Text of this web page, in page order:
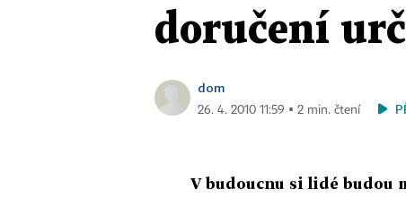
doručení
dom
26. 4. 2010 11:59 ▪ 2 min. čtení
V budoucnu si lidé budou